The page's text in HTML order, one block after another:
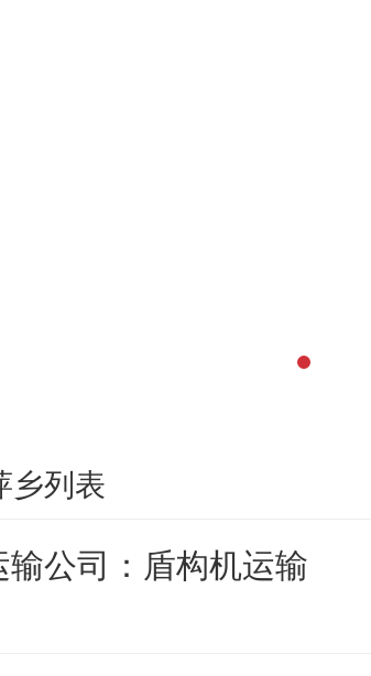
乡列表
公司：盾构机运输